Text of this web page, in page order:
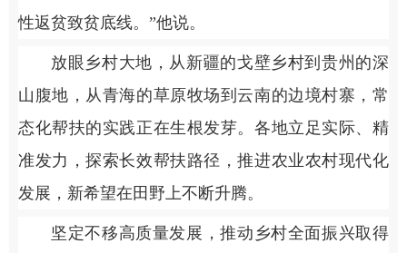
性返贫致贫底线。”他说。
放眼乡村大地，从新疆的戈壁乡村到贵州的深
山腹地，从青海的草原牧场到云南的边境村寨，常
态化帮扶的实践正在生根发芽。各地立足实际、精
准发力，探索长效帮扶路径，推进农业农村现代化
发展，新希望在田野上不断升腾。
坚定不移高质量发展，推动乡村全面振兴取得